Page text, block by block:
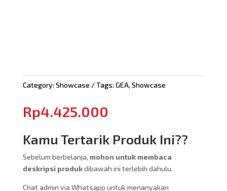
Category: Showcase Tags: GEA,Showcase
Rp4.425.000
Kamu Tertarik Produk Ini??
Sebelum berbelanja, mohon untuk membaca
deskripsi produkdibawah ini terlebih dahulu.
Chat admin via Whatsapp untuk menanyakan